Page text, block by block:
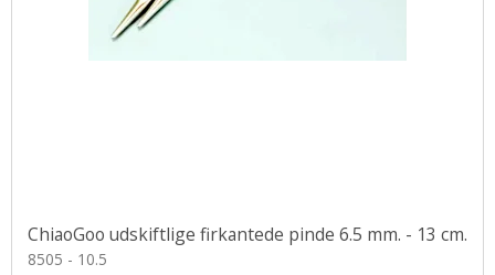
ChiaoGoo udskiftlige firkantede pinde 6.5 mm. - 13 cm.
8505 - 10.5